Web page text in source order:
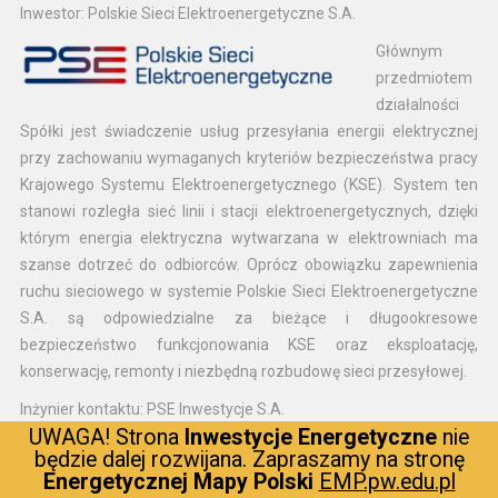
Inwestor: Polskie Sieci Elektroenergetyczne S.A.
Głównym
przedmiotem
działalności
Spółki jest świadczenie usług przesyłania energii elektrycznej
przy zachowaniu wymaganych kryteriów bezpieczeństwa pracy
Krajowego Systemu Elektroenergetycznego (KSE). System ten
stanowi rozległa sieć linii i stacji elektroenergetycznych, dzięki
którym energia elektryczna wytwarzana w elektrowniach ma
szanse dotrzeć do odbiorców. Oprócz obowiązku zapewnienia
ruchu sieciowego w systemie Polskie Sieci Elektroenergetyczne
S.A. są odpowiedzialne za bieżące i długookresowe
bezpieczeństwo funkcjonowania KSE oraz eksploatację,
konserwację, remonty i niezbędną rozbudowę sieci przesyłowej.
Inżynier kontaktu: PSE Inwestycje S.A.
To spółka
należąca do
UWAGA! Strona Inwestycje Energetyczne nie
będzie dalej rozwijana. Zapraszamy na stronę
Energetycznej Mapy Polski EMP.pw.edu.pl